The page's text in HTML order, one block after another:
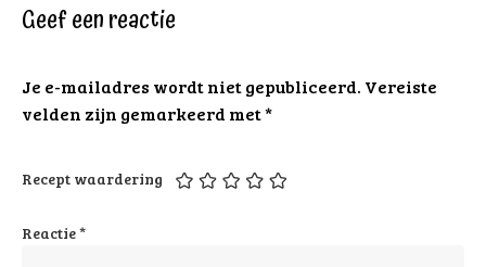
Geef een reactie
Je e-mailadres wordt niet gepubliceerd. Vereiste
velden zijn gemarkeerd met*
Recept waardering
Reactie*